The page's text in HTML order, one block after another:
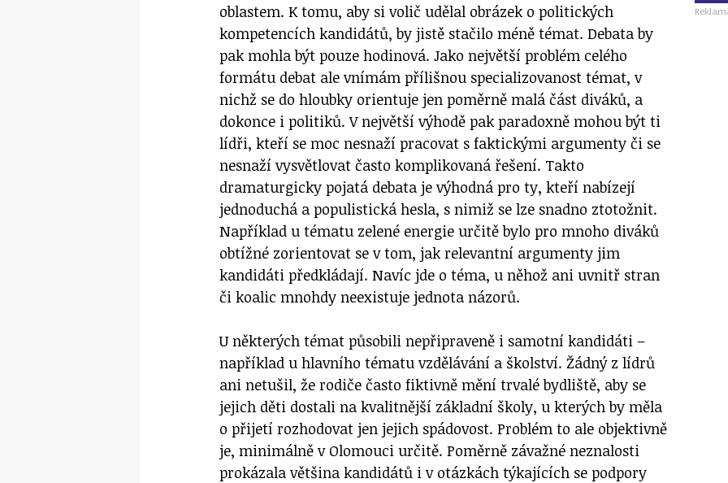
oblastem. K tomu, aby si volič udělal obrázek o politických
kompetencích kandidátů, by jistě stačilo méně témat. Debata by
pak mohla být pouze hodinová. Jako největší problém celého
formátu debat ale vnímám přílišnou specializovanost témat, v
nichž se do hloubky orientuje jen poměrně malá část diváků, a
dokonce i politiků. V největší výhodě pak paradoxně mohou být ti
lídři, kteří se moc nesnaží pracovat s faktickými argumenty či se
nesnaží vysvětlovat často komplikovaná řešení. Takto
dramaturgicky pojatá debata je výhodná pro ty, kteří nabízejí
jednoduchá a populistická hesla, s nimiž se lze snadno ztotožnit.
Například u tématu zelené energie určitě bylo pro mnoho diváků
obtížné zorientovat se v tom, jak relevantní argumenty jim
kandidáti předkládají. Navíc jde o téma, u něhož ani uvnitř stran
či koalic mnohdy neexistuje jednota názorů.
U některých témat působili nepřipraveně i samotní kandidáti –
například u hlavního tématu vzdělávání a školství. Žádný z lídrů
ani netušil, že rodiče často fiktivně mění trvalé bydliště, aby se
jejich děti dostali na kvalitnější základní školy, u kterých by měla
o přijetí rozhodovat jen jejich spádovost. Problém to ale objektivně
je, minimálně v Olomouci určitě. Poměrně závažné neznalosti
prokázala většina kandidátů i v otázkách týkajících se podpory